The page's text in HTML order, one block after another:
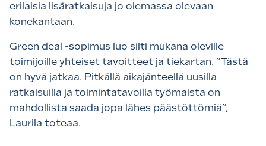
erilaisia lisäratkaisuja jo olemassa olevaan
konekantaan.
Green deal -sopimus luo silti mukana oleville
toimijoille yhteiset tavoitteet ja tiekartan. ”Tästä
on hyvä jatkaa. Pitkällä aikajänteellä uusilla
ratkaisuilla ja toimintatavoilla työmaista on
mahdollista saada jopa lähes päästöttömiä”,
Laurila toteaa.